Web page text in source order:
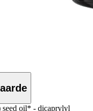
seed oil* - dicaprylyl